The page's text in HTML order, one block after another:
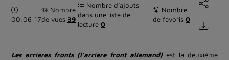
Durée :
00:06:17
Nombre
de vues 39
Nombre d’ajouts
dans une liste de
lecture0
Nombre
de favoris 0
Les arrières fronts (l’arrière front allemand)est la deuxième